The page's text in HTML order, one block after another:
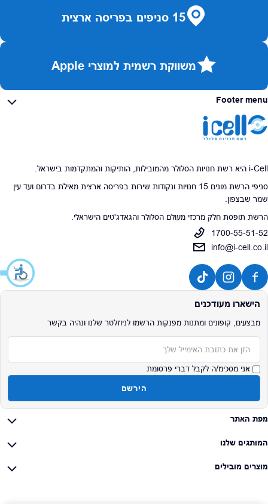
15 סניפים בפריסה ארצית
משווקת רשמית למוצרי Apple
Footer menu
i-Cell היא רשת חנויות הסלולר מהמובילות, הותיקות והמתקדמות בישראל.
סניפי הרשת מונים 15 חנויות ונקודות שירות בפריסה ארצית מאילת בדרום ועד עין
שמר שבצפון.
הרשת תופסת חלק מרכזי מעולם הסלולר והגאדג'טים הישראלי.
1700-55-51-52
info@i-cell.co.il
הישארו מעודכנים
מבצעים, קופונים ומתנות מפנקות הרשמו לניוזלטר שלנו ונהיה בקשר
אני מסכימ/ה לקבל דברי פרסומת
הירשם
מפת האתר
המותגים שלנו
מוצרים מובילים